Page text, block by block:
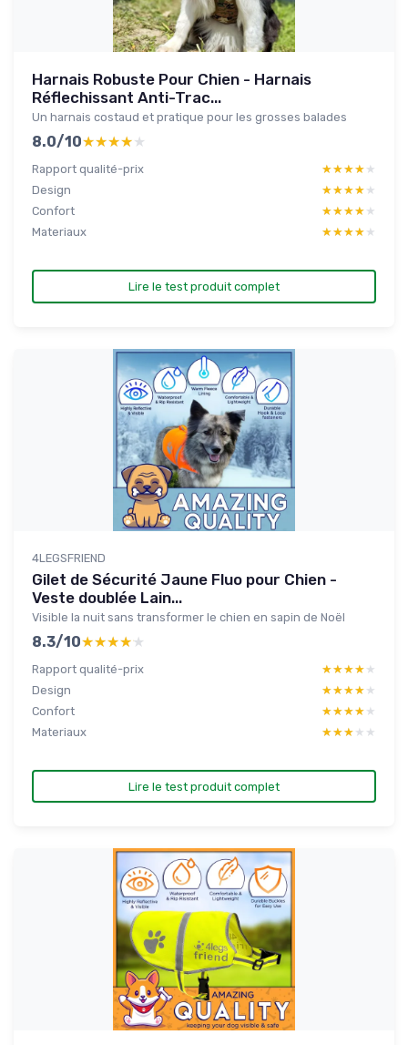
Harnais Robuste Pour Chien - Harnais
Réflechissant Anti-Trac...
Un harnais costaud et pratique pour les grosses balades
8.0/10★★★★★
★★★★★
Rapport qualité-prix ★★★★★
★★★★★
Design
★★★★★
★★★★★
Confort
★★★★★
★★★★★
Materiaux
★★★★★
★★★★★
Lire le test produit complet
4LEGSFRIEND
Gilet de Sécurité Jaune Fluo pour Chien -
Veste doublée Lain...
Visible la nuit sans transformer le chien en sapin de Noël
8.3/10★★★★★
★★★★★
Rapport qualité-prix ★★★★★
★★★★★
Design
★★★★★
★★★★★
Confort
★★★★★
★★★★★
Materiaux
★★★★★
★★★★★
Lire le test produit complet